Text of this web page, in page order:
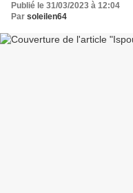
Publié le 31/03/2023 à 12:04
Par soleilen64